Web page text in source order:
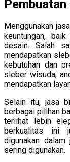
Menggunakan
keuntungan,
desain. Salah
mendapatkan
kebutuhan dan
sleber wisuda,
mendapatkan
Selain itu, jasa
berbagai pilihan
terlihat lebih
berkualitas ini
digunakan
sering digunakan.